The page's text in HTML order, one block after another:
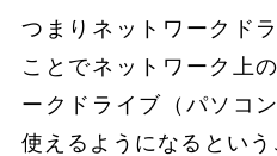
つまりネットワークド
ことでネットワーク上
ークドライブ（パソコ
使えるようになるという